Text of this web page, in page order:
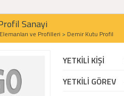
Sanayi
ve Profilleri > Demir Kutu Profil
YETKİLİ KİŞİ
YETKİLİ GÖREV